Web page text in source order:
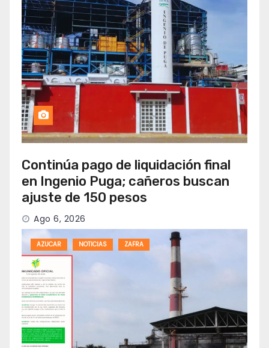
Continúa pago de liquidación final
en Ingenio Puga; cañeros buscan
ajuste de 150 pesos
Ago 6, 2026
AZUCAR NOTICIAS ZAFRA